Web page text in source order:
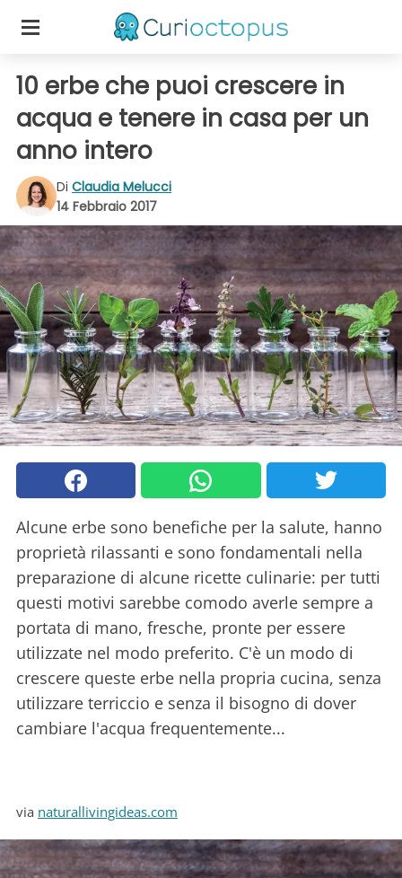
10 erbe che puoi crescere in
acqua e tenere in casa per un
anno intero
Di Claudia Melucci
14 Febbraio 2017
Alcune erbe sono benefiche per la salute, hanno
proprietà rilassanti e sono fondamentali nella
preparazione di alcune ricette culinarie: per tutti
questi motivi sarebbe comodo averle sempre a
portata di mano, fresche, pronte per essere
utilizzate nel modo preferito. C'è un modo di
crescere queste erbe nella propria cucina, senza
utilizzare terriccio e senza il bisogno di dover
cambiare l'acqua frequentemente...
via naturallivingideas.com